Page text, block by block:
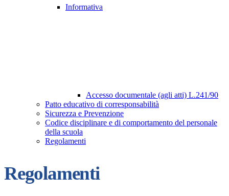
Informativa
Accesso documentale (agli atti) L.241/90
Patto educativo di corresponsabilità
Sicurezza e Prevenzione
Codice disciplinare e di comportamento del personale
della scuola
Regolamenti
Regolamenti